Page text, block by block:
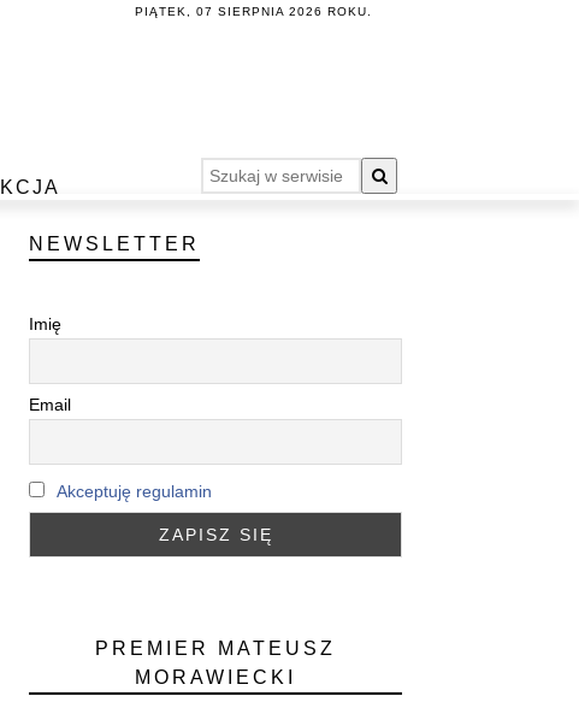
PIĄTEK, 07 SIERPNIA 2026 ROKU.
NEWSLETTER
Imię
Email
Akceptuję regulamin
PREMIER MATEUSZ
MORAWIECKI